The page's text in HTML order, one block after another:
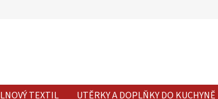
TEXTIL UTĚRKY A DOPLŇKY DO KUCHYNĚ